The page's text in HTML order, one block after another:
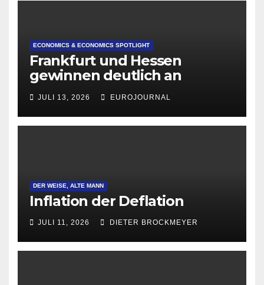
ECONOMICS & ECONOMICS SPOTLIGHT
Frankfurt und Hessen
gewinnen deutlich an
Attraktivität für Startup-
Gründungen
JULI 13, 2026 EUROJOURNAL
DER WEISE, ALTE MANN
Inflation der Deflation
JULI 11, 2026 DIETER BROCKMEYER